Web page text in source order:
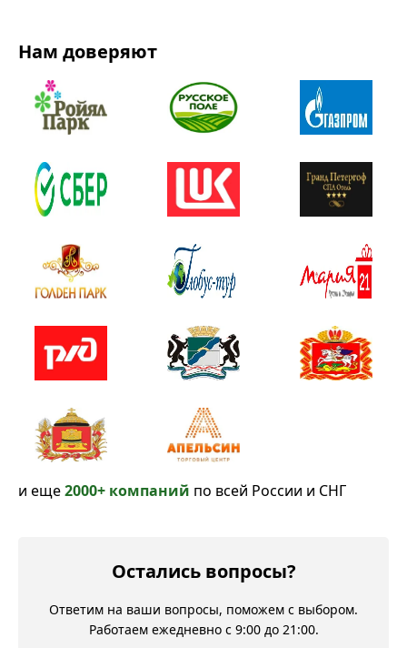
Нам доверяют
и еще2000+ компаний по всей России и СНГ
Остались вопросы?
Ответим на ваши вопросы, поможем с выбором.
Работаем ежедневно с 9:00 до 21:00.